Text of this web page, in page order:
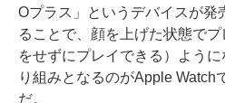
Oプラス」というデバイスが発
ることで、顔を上げた状態で
をせずにプレイできる）よう
り組みとなるのがApple Watch
だ。